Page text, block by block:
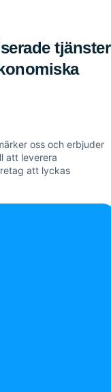
tjänster
oss och erbjuder
att leverera
att lyckas